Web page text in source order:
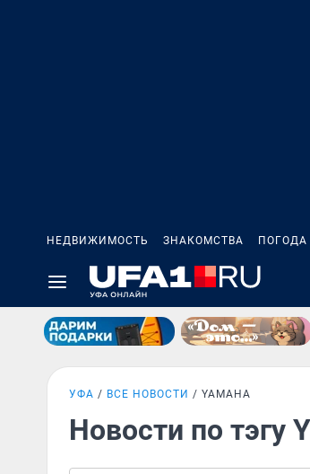
НЕДВИЖИМОСТЬ ЗНАКОМСТВА ПОГОДА
УФА ВСЕ НОВОСТИ YAMAHA
Новости по тэгу